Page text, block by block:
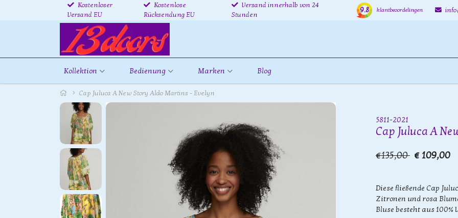
Kostenloser
Versand EU
Kostenlose
Rücksendung EU
Versand innerhalb von 24
Stunden
9.8 klantbeoordelingen
Kollektion Bedienung Marken Blog
Cap Juluca A New Story Aldo Martins - Evelyn
5811-2021
Cap Juluca A
€135,00 € 109,00
Diese fließende Cap
Zitronen und rosa
Bluse besteht aus 100%